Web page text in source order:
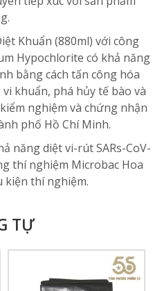
Khuẩn (880ml) với công
Hypochlorite có khả năng
bằng cách tấn công hóa
khuẩn, phá hủy tế bào và
nghiệm và chứng nhận
phố Hồ Chí Minh.
năng diệt vi-rút SARs-CoV-
thí nghiệm Microbac Hoa
kiện thí nghiệm.
TỰ